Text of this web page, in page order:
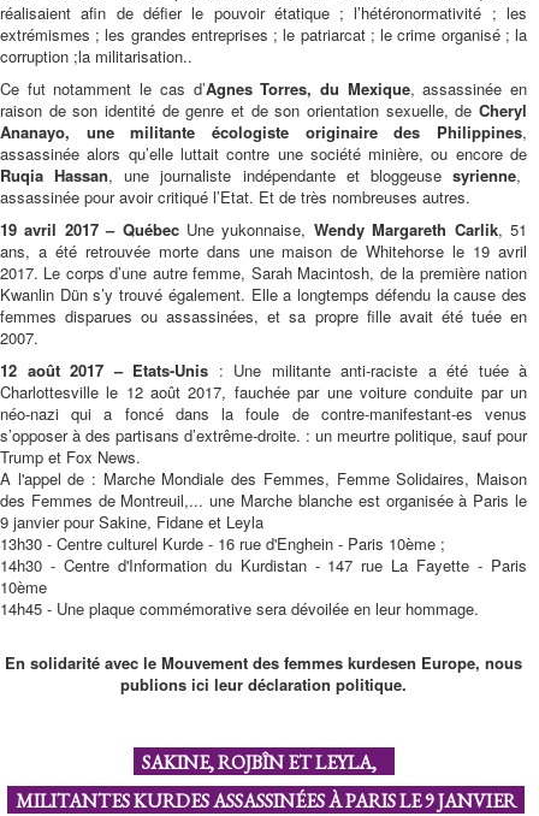
réalisaient afin de défier le pouvoir étatique ; l’hétéronormativité ; les
extrémismes ; les grandes entreprises ; le patriarcat ; le crime organisé ; la
corruption ;la militarisation..
Ce fut notamment le cas d’Agnes Torres, du Mexique, assassinée en
raison de son identité de genre et de son orientation sexuelle, de Cheryl
Ananayo, une militante
écologiste originaire des Philippines,
assassinée alors qu’elle luttait contre une société minière, ou encore de
Ruqia Hassan, une journaliste indépendante et bloggeuse syrienne,
assassinée pour avoir critiqué l’Etat. Et de très nombreuses autres.
19 avril 2017 – QuébecUne yukonnaise, Wendy Margareth Carlik, 51
ans, a été retrouvée morte dans une maison de Whitehorse le 19 avril
2017. Le corps d’une autre femme, Sarah Macintosh, de la première nation
Kwanlin Dün s’y trouvé également. Elle a longtemps défendu la cause des
femmes disparues ou assassinées, et sa propre fille avait été tuée en
2007.
12 août 2017 – Etats-Unis : Une militante anti-raciste a été tuée à
Charlottesville le 12 août 2017, fauchée par une voiture conduite par un
néo-nazi qui a foncé dans la foule de contre-manifestant-es venus
s’opposer à des partisans d’extrême-droite. : un meurtre politique, sauf pour
Trump et Fox News.
A l'appel de : Marche Mondiale des Femmes, Femme Solidaires, Maison
des Femmes de Montreuil,... une Marche blanche est organisée à Paris le
9 janvier pour Sakine, Fidane et Leyla
13h30 - Centre culturel Kurde - 16 rue d'Enghein - Paris 10ème ;
14h30 - Centre d'Information du Kurdistan - 147 rue La Fayette - Paris
10ème
14h45 - Une plaque commémorative sera dévoilée en leur hommage.
En solidarité avec le Mouvement des femmes kurdesen Europe, nous
publions ici leur déclaration politique.
SAKINE, ROJBÎN ET LEYLA,
MILITANTES KURDES ASSASSINÉES À PARIS LE 9 JANVIER